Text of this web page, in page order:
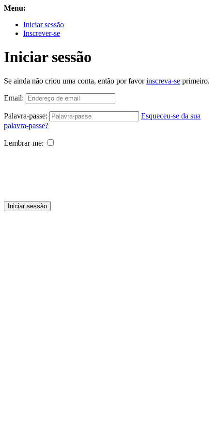
Menu:
Iniciar sessão
Inscrever-se
Iniciar sessão
Se ainda não criou uma conta, então por favorinscreva-se primeiro.
Email:
Palavra-passe:
Esqueceu-se da sua
palavra-passe?
Lembrar-me:
Iniciar sessão